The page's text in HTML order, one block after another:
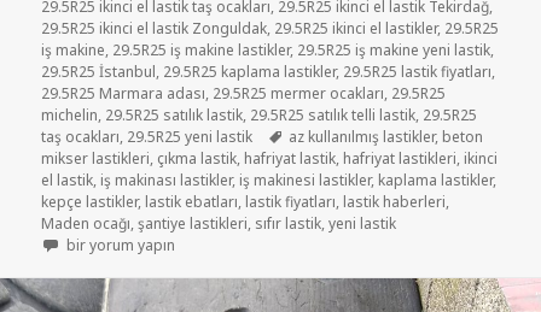
29.5R25 ikinci el lastik taş ocakları, 29.5R25 ikinci el lastik Tekirdağ,
29.5R25 ikinci el lastik Zonguldak, 29.5R25 ikinci el lastikler, 29.5R25
iş makine, 29.5R25 iş makine lastikler, 29.5R25 iş makine yeni lastik,
29.5R25 İstanbul, 29.5R25 kaplama lastikler, 29.5R25 lastik fiyatları,
29.5R25 Marmara adası, 29.5R25 mermer ocakları, 29.5R25
michelin, 29.5R25 satılık lastik, 29.5R25 satılık telli lastik, 29.5R25
taş ocakları, 29.5R25 yeni lastik Etiketler
az kullanılmış lastikler, beton
mikser lastikleri, çıkma lastik, hafriyat lastik, hafriyat lastikleri, ikinci
el lastik, iş makinası lastikler, iş makinesi lastikler, kaplama lastikler,
kepçe lastikler, lastik ebatları, lastik fiyatları, lastik haberleri,
Maden ocağı,şantiye lastikleri, sıfır lastik,yeni lastik
29-5-25 İŞ MAKİNE LASTİKLER için
bir yorum yapın